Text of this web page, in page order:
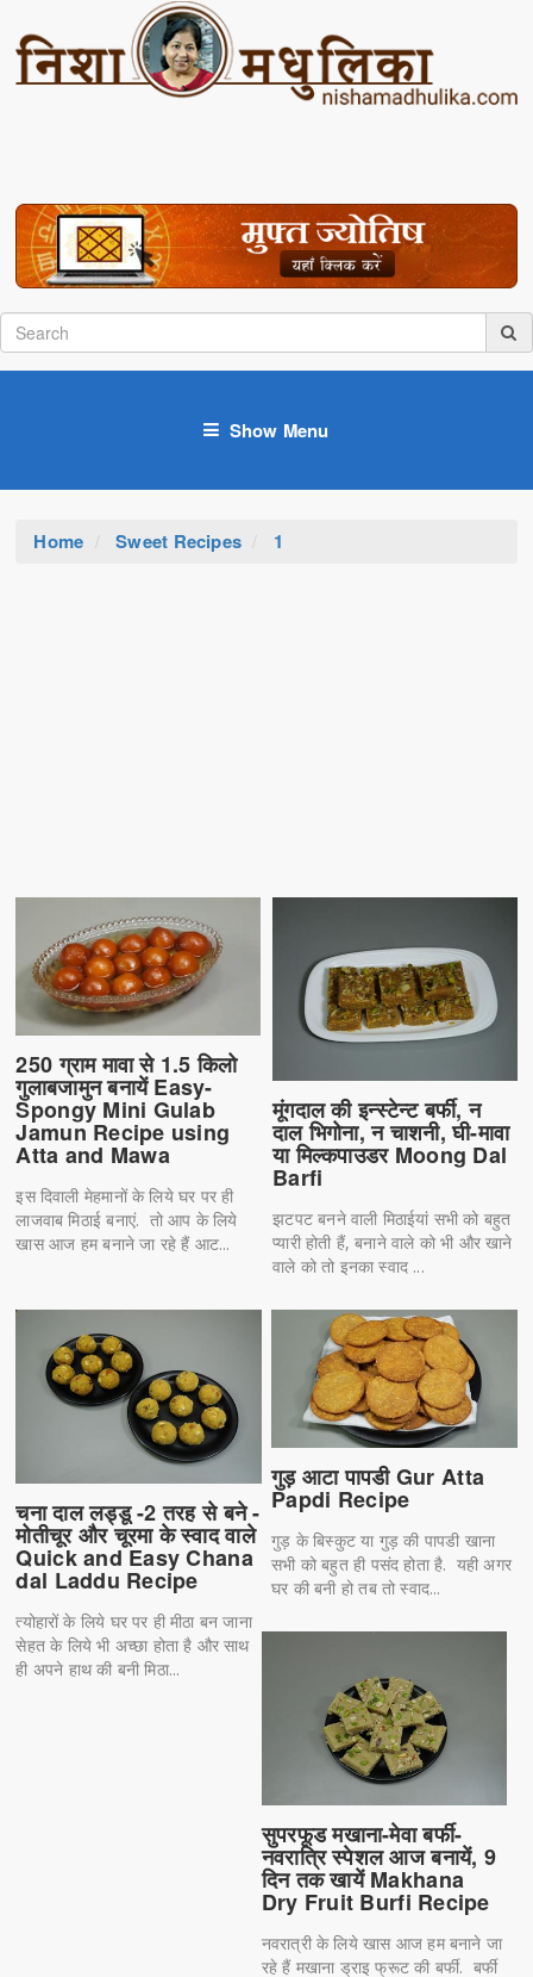
Show Menu
Home Sweet Recipes 1
250 ग्राम मावा से 1.5 किलो
गुलाबजामुन बनायें Easy-
Spongy Mini Gulab
Jamun Recipe using
Atta and Mawa
इस दिवाली मेहमानों के लिये घर पर ही
लाजवाब मिठाई बनाएं. तो आप के लिये
खास आज हम बनाने जा रहे हैं आट...
मूंगदाल की इन्स्टेन्ट बर्फी, न
दाल भिगोना, न चाशनी, घी-मावा
या मिल्कपाउडर Moong Dal
Barfi
झटपट बनने वाली मिठाईयां सभी को बहुत
प्यारी होती हैं, बनाने वाले को भी और खाने
वाले को तो इनका स्वाद ...
चना दाल लड्डू -2 तरह से बने -
मोतीचूर और चूरमा के स्वाद वाले
Quick and Easy Chana
dal Laddu Recipe
त्योहारों के लिये घर पर ही मीठा बन जाना
सेहत के लिये भी अच्छा होता है और साथ
ही अपने हाथ की बनी मिठा...
गुड़ आटा पापडी Gur Atta
Papdi Recipe
गुड़ के बिस्कुट या गुड़ की पापडी खाना
सभी को बहुत ही पसंद होता है. यही अगर
घर की बनी हो तब तो स्वाद...
सुपरफूड मखाना-मेवा बर्फी-
नवरात्रि स्पेशल आज बनायें, 9
दिन तक खायें Makhana
Dry Fruit Burfi Recipe
नवरात्री के लिये खास आज हम बनाने जा
रहे हैं मखाना ड्राइ फ्रूट की बर्फी. बर्फी